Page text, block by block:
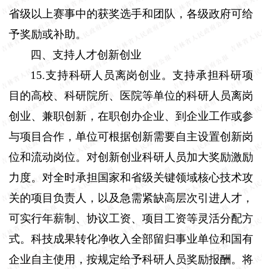
省级以上赛事中的获奖选手和团队，各级政府可给
予奖励或补助。
四、支持人才创新创业
15.支持科研人员离岗创业。支持承担科研项
目的高校、科研院所、医院等单位的科研人员离岗
创业、兼职创新，在职创办企业、到企业工作或参
与项目合作，单位可根据创新需要自主设置创新岗
位和流动岗位。对创新创业科研人员加大奖励激励
力度。对全时承担国家和省级关键领域核心技术攻
关的项目负责人，以及急需紧缺高层次引进人才，
可实行年薪制、协议工资、项目工资等灵活分配方
式。科技成果转化净收入全部留归事业单位和国有
企业自主使用，按规定给予科研人员奖励报酬。将